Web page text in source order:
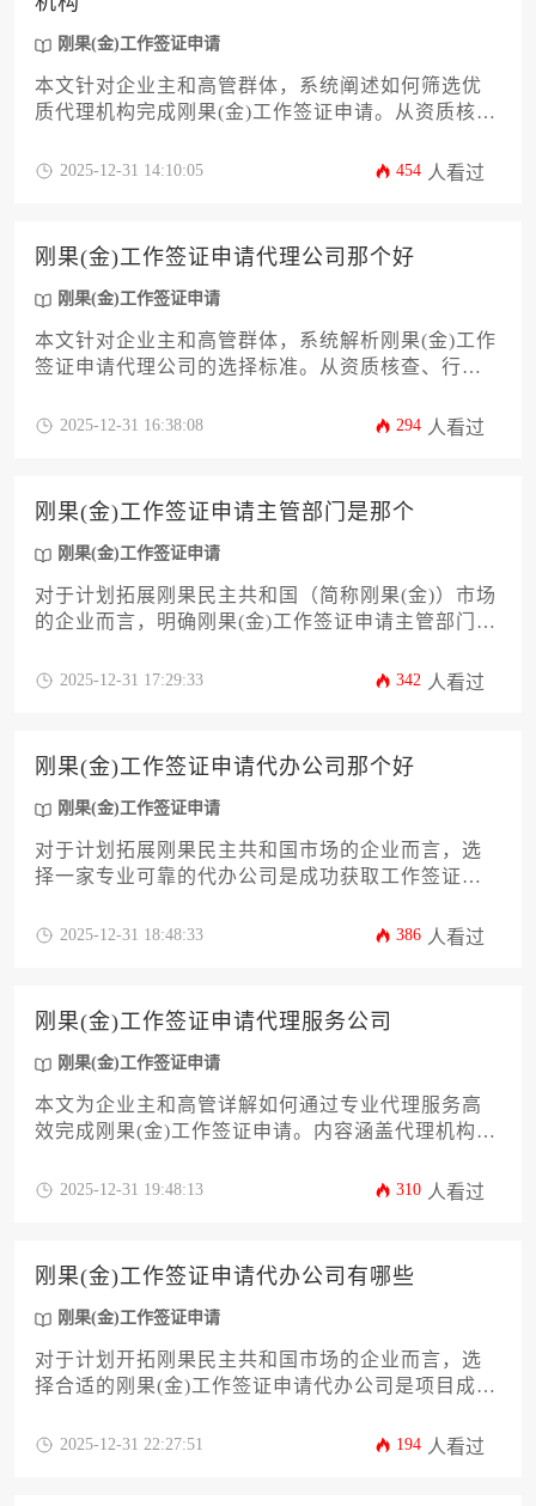
刚果(金)工作签证申请
本文针对企业主和高管群体，系统阐述如何筛选优
质代理机构完成刚果(金)工作签证申请。从资质核
开分析，提供具有实操性的评估框架和风险规避方
2025-12-31 14:10:05 454 人看过
刚果(金)工作签证申请代理公司那个好
刚果(金)工作签证申请
本文针对企业主和高管群体，系统解析刚果(金)工作
签证申请代理公司的选择标准。从资质核查、行业
度剖析，提供实用筛选框架和决策方法论，助力企
2025-12-31 16:38:08 294 人看过
刚果(金)工作签证申请主管部门是那个
刚果(金)工作签证申请
对于计划拓展刚果民主共和国（简称刚果(金)）市场
的企业而言，明确刚果(金)工作签证申请主管部门是
业务的核心政府机构——移民总局（简称DGM），
详尽、专业且实用的行动指南，帮助您高效合规地
完成刚果(金)工作签证申请，规避潜在风险，确保海
外业务顺利开展。
2025-12-31 17:29:33 342 人看过
刚果(金)工作签证申请代办公司那个好
刚果(金)工作签证申请
对于计划拓展刚果民主共和国市场的企业而言，选
择一家专业可靠的代办公司是成功获取工作签证的
二个核心维度，涵盖公司资质、行业经验、本地资
南，助力企业高效合规地完成刚果(金)工作签证申
请，规避潜在风险，确保外派团队顺利入驻。
2025-12-31 18:48:33 386 人看过
刚果(金)工作签证申请代理服务公司
刚果(金)工作签证申请
本文为企业主和高管详解如何通过专业代理服务高
效完成刚果(金)工作签证申请。内容涵盖代理机构的
理方案以及成本优化策略，帮助企业在跨境人力资
2025-12-31 19:48:13 310 人看过
刚果(金)工作签证申请代办公司有哪些
刚果(金)工作签证申请
对于计划开拓刚果民主共和国市场的企业而言，选
择合适的刚果(金)工作签证申请代办公司是项目成功
服务机构类型，从跨国劳务公司的综合解决方案到
2025-12-31 22:27:51 194 人看过